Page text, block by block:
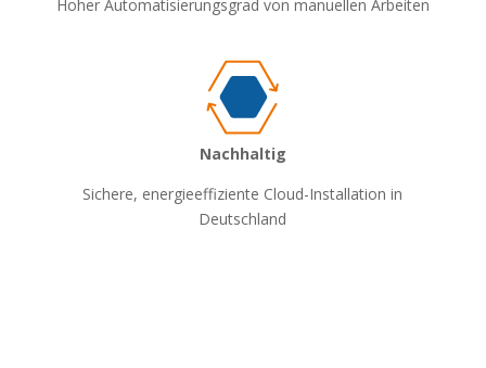
Hoher Automatisierungsgrad von manuellen Arbeiten
Nachhaltig
Sichere, energieeffiziente Cloud-Installation in
Deutschland